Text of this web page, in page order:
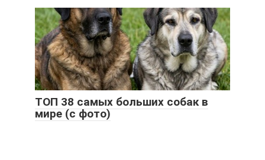
ТОП 38 самых больших собак в
мире (с фото)